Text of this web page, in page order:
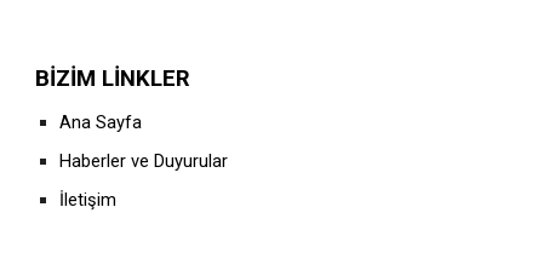
BİZİM LİNKLER
Ana Sayfa
Haberler ve Duyurular
İletişim